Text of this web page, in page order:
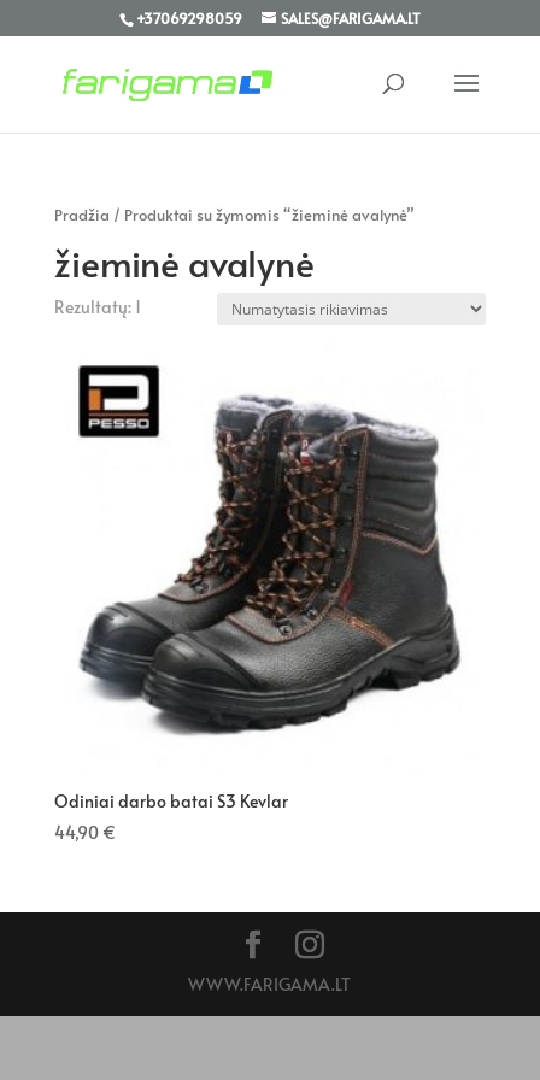
+37069298059 SALES@FARIGAMA.LT
Pradžia / Produktai su žymomis “žieminė avalynė”
žieminė avalynė
Rezultatų: 1
Odiniai darbo batai S3 Kevlar
44,90 €
WWW.FARIGAMA.LT